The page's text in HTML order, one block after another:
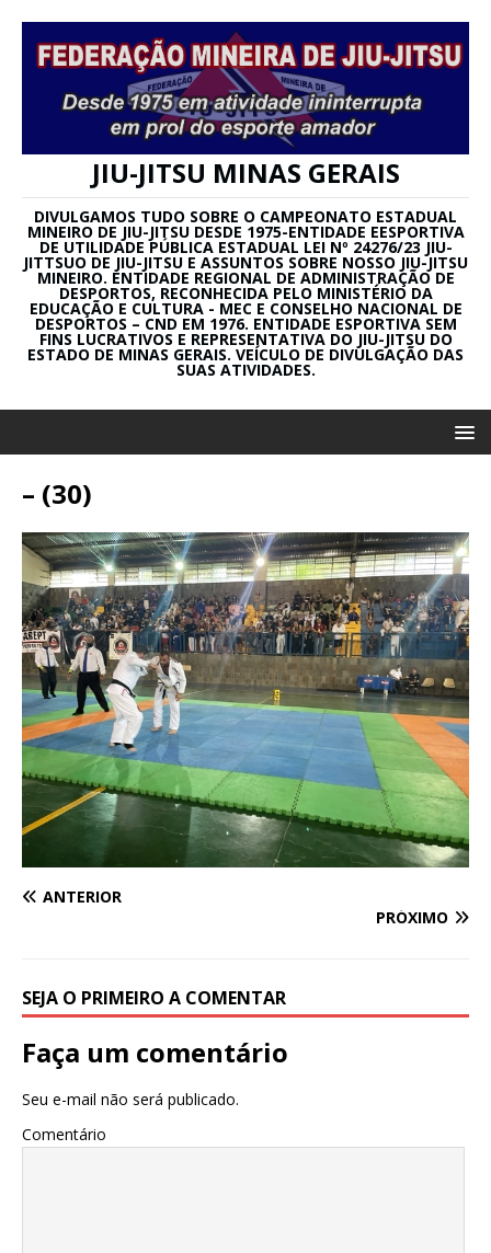
JIU-JITSU MINAS GERAIS
DIVULGAMOS TUDO SOBRE O CAMPEONATO ESTADUAL
MINEIRO DE JIU-JITSU DESDE 1975-ENTIDADE EESPORTIVA
DE UTILIDADE PÚBLICA ESTADUAL LEI Nº 24276/23 JIU-
JITTSUO DE JIU-JITSU E ASSUNTOS SOBRE NOSSO JIU-JITSU
MINEIRO. ENTIDADE REGIONAL DE ADMINISTRAÇÃO DE
DESPORTOS, RECONHECIDA PELO MINISTÉRIO DA
EDUCAÇÃO E CULTURA - MEC E CONSELHO NACIONAL DE
DESPORTOS – CND EM 1976. ENTIDADE ESPORTIVA SEM
FINS LUCRATIVOS E REPRESENTATIVA DO JIU-JITSU DO
ESTADO DE MINAS GERAIS. VEÍCULO DE DIVULGAÇÃO DAS
SUAS ATIVIDADES.
– (30)
ANTERIOR
PRÓXIMO
SEJA O PRIMEIRO A COMENTAR
Faça um comentário
Seu e-mail não será publicado.
Comentário